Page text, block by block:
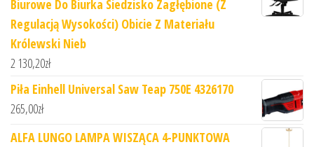
Biurowe Do Biurka Siedzisko Zagłębione (Z
Regulacją Wysokości) Obicie Z Materiału
Królewski Nieb
2 130,20zł
Piła Einhell Universal Saw Teap 750E 4326170
265,00zł
ALFA LUNGO LAMPA WISZĄCA 4-PUNKTOWA